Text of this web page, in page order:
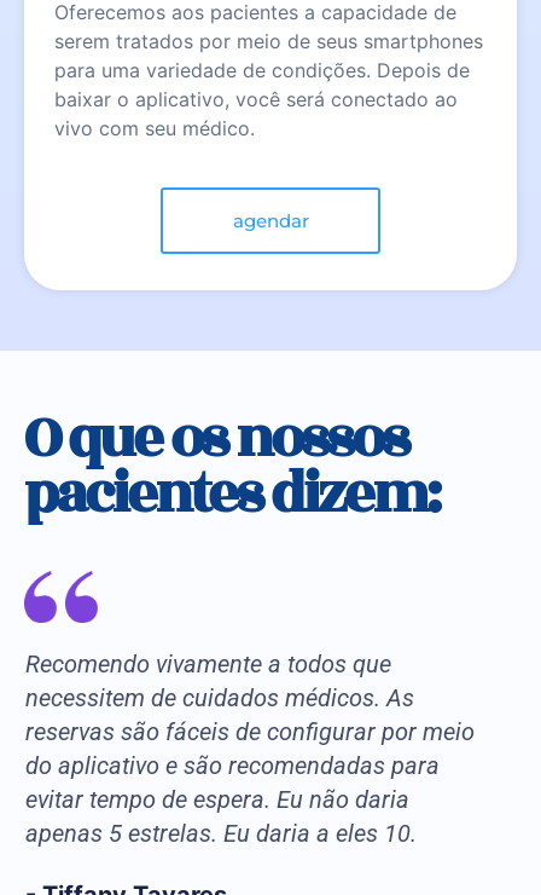
Oferecemos aos pacientes a capacidade de
serem tratados por meio de seus smartphones
para uma variedade de condições. Depois de
baixar o aplicativo, você será conectado ao
vivo com seu médico.
agendar
O que os nossos
pacientes dizem:
Recomendo vivamente a todos que
necessitem de cuidados médicos. As
reservas são fáceis de configurar por meio
do aplicativo e são recomendadas para
evitar tempo de espera. Eu não daria
apenas 5 estrelas. Eu daria a eles 10.